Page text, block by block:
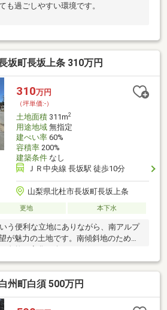
も過ごしやすい環境です。
坂町長坂上条 310万円
310万円
（坪単価:-）
土地面積311m2
用途地域無指定
建ぺい率60%
容積率200%
建築条件なし
ＪＲ中央線 長坂駅 徒歩10分
山梨県北杜市長坂町長坂上条
更地 本下水
う便利な立地にありながら、南アルプ
が魅力の土地です。南傾斜地のため日
ち着いた暮らしを求める方にも最適。
には3ｍの市道が接しており、通行や
上下水道の引き込みも可能で、建蔽率
業用地としての活用もご検討いただけ
にも対応できる、眺望・利便性・ポテ
州町白須 500万円